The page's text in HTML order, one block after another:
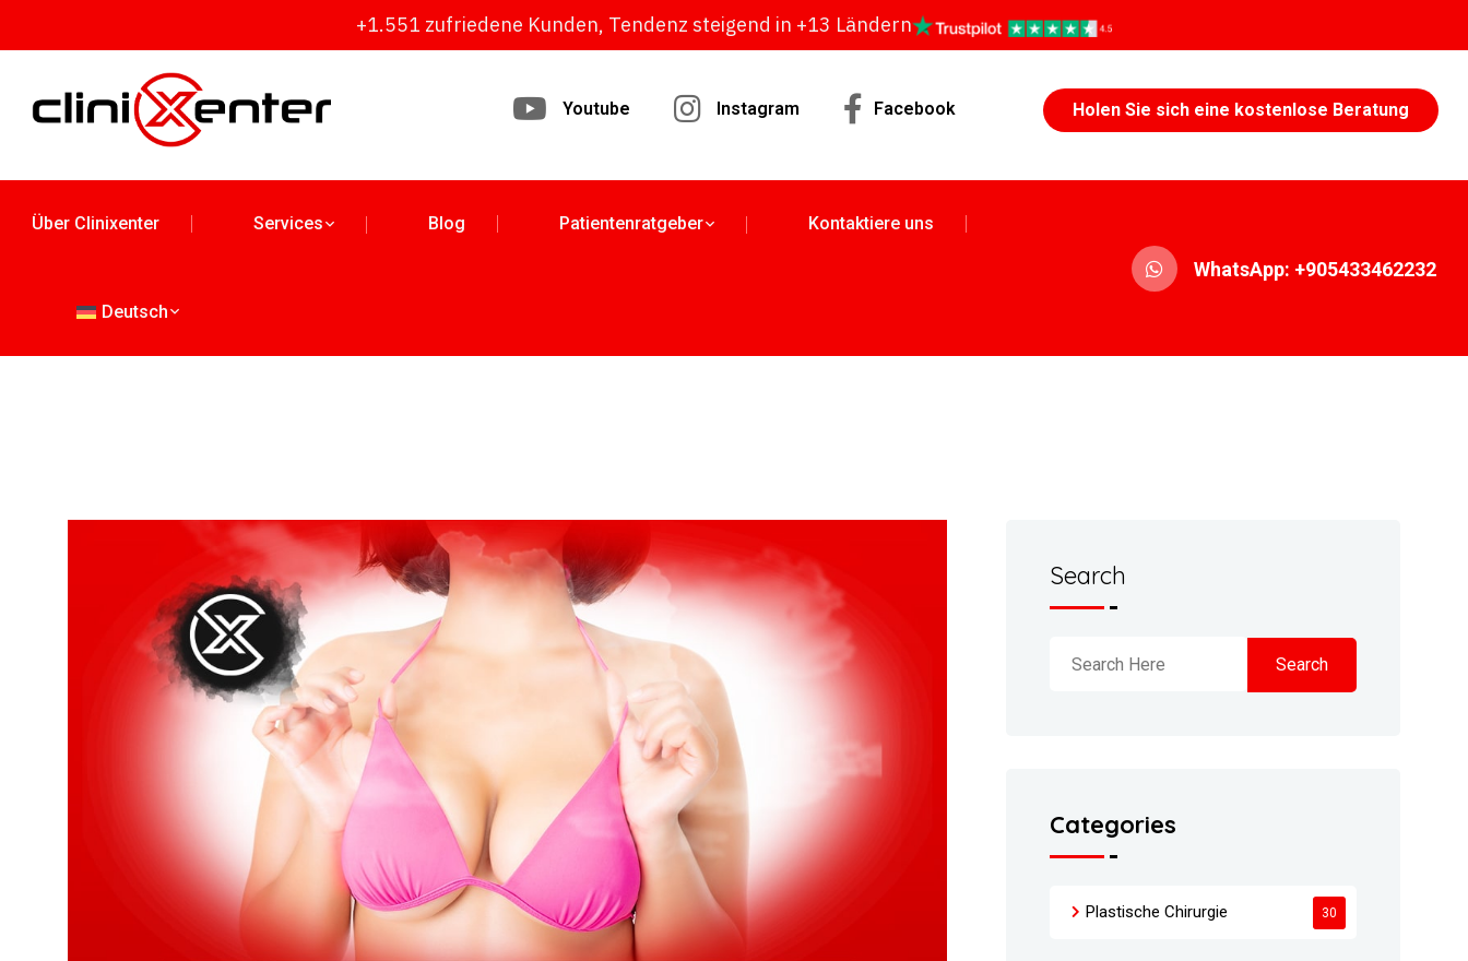
+1.551 zufriedene Kunden, Tendenz steigend in +13 Ländern
Youtube Instagram Facebook Holen Sie sich eine kostenlose Beratung
Über Clinixenter Services Blog Patientenratgeber Kontaktiere uns
Deutsch
WhatsApp: +905433462232
Search
Search
Categories
Plastische Chirurgie 30